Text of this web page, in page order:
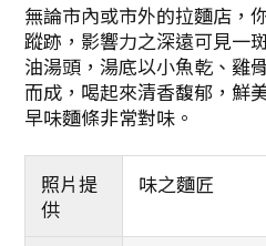
無論市內或市外的拉麵店，
蹤跡，影響力之深遠可見一
油湯頭，湯底以小魚乾、雞
而成，喝起來清香馥郁，鮮
早味麵條非常對味。
照片提
供
味之麵匠